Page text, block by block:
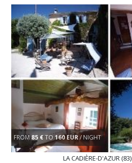
FROM85 €TO160 EUR/ NIGHT
LA CADIÈRE-D'AZUR (83)